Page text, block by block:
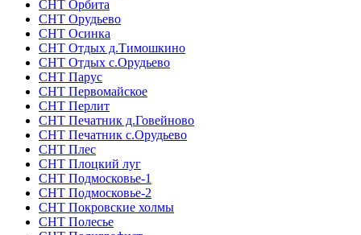
СНТ Орбита
СНТ Орудьево
СНТ Осинка
СНТ Отдых д.Тимошкино
СНТ Отдых с.Орудьево
СНТ Парус
СНТ Первомайское
СНТ Перлит
СНТ Печатник д.Говейново
СНТ Печатник с.Орудьево
СНТ Плес
СНТ Плоцкий луг
СНТ Подмосковье-1
СНТ Подмосковье-2
СНТ Покровские холмы
СНТ Полесье